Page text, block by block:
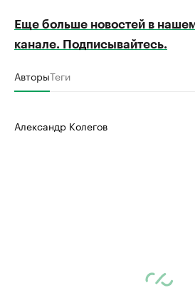
Еще больше новостей в
канале. Подписывайтесь.
АвторыТеги
Александр Колегов